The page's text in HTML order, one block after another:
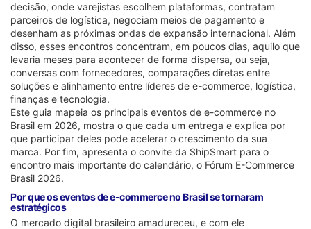
decisão, onde varejistas escolhem plataformas, contratam
parceiros de logística, negociam meios de pagamento e
desenham as próximas ondas de expansão internacional. Além
disso, esses encontros concentram, em poucos dias, aquilo que
levaria meses para acontecer de forma dispersa, ou seja,
conversas com fornecedores, comparações diretas entre
soluções e alinhamento entre líderes de e-commerce, logística,
finanças e tecnologia.
Este guia mapeia os principais eventos de e-commerce no
Brasil em 2026, mostra o que cada um entrega e explica por
que participar deles pode acelerar o crescimento da sua
marca. Por fim, apresenta o convite da ShipSmart para o
encontro mais importante do calendário, o Fórum E-Commerce
Brasil 2026.
Por que os eventos de e-commerce no Brasil se tornaram
estratégicos
O mercado digital brasileiro amadureceu, e com ele